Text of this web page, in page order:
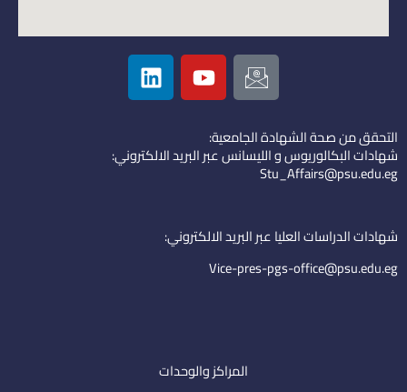
I
c
o
n
-
e
i
l
Y
o
u
u
b
L
i
n
e
d
التحقق من صحة الشهادة الجامعية:
شهادات البكالوريوس و الليسانس عبر البريد الالكتروني:
Stu_Affairs@psu.edu.eg
شهادات الدراسات العليا عبر البريد الالكتروني:
Vice-pres-pgs-office@psu.edu.eg
المراكز والوحدات